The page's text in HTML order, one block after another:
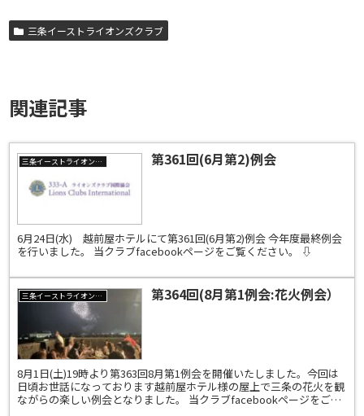
三条イーストライオンズクラブ
関連記事
三条イーストライオンズクラブ 第361回(6月第2)例会
6月24日(水) 越前屋ホテルにて第361回(6月第2)例会 今年度最終例会
を行いました。 当クラブfacebookページをご覧ください。 ⇩
三条イーストライオンズクラブ 第364回(8月第1例会:花火例会）
8月1日(土)19時より第363回8月第1例会を開催いたしました。今回は
日頃お世話になっております越前屋ホテル様の屋上で三条の花火を観
ながらの楽しい例会となりました。 当クラブfacebookページをご覧